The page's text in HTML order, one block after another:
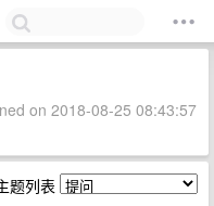
on 2018-08-25 08:43:57
题列表